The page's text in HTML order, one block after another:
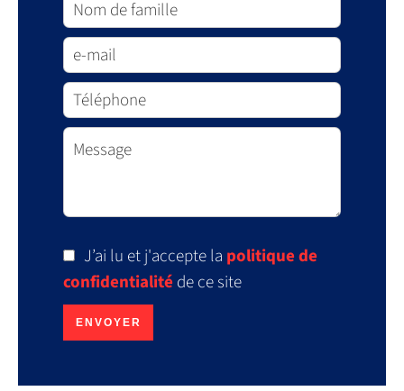
J’ai lu et j'accepte la politique de
confidentialitéde ce site
ENVOYER